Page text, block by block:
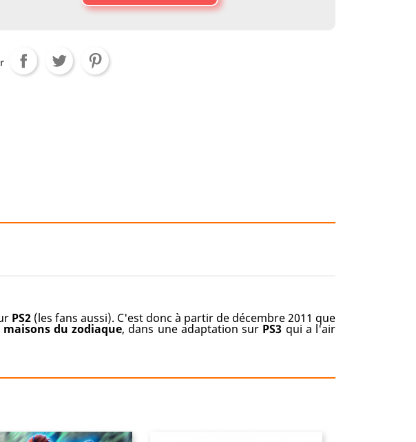
PS2(les fans aussi). C'est donc à partir de décembre 2011 que
maisons du zodiaque, dans une adaptation sur PS3 qui a l'air